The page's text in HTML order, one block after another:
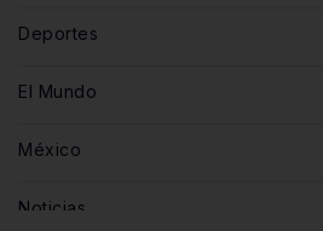
Deportes
El Mundo
México
Noticias